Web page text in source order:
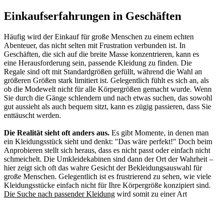
Einkaufserfahrungen in Geschäften
Häufig wird der Einkauf für große Menschen zu einem echten
Abenteuer, das nicht selten mit Frustration verbunden ist. In
Geschäften, die sich auf die breite Masse konzentrieren, kann es
eine Herausforderung sein, passende Kleidung zu finden. Die
Regale sind oft mit Standardgrößen gefüllt, während die Wahl an
größeren Größen stark limitiert ist. Gelegentlich fühlt es sich an, als
ob die Modewelt nicht für alle Körpergrößen gemacht wurde. Wenn
Sie durch die Gänge schlendern und nach etwas suchen, das sowohl
gut aussieht als auch bequem sitzt, kann es zügig passieren, dass Sie
enttäuscht werden.
Die Realität sieht oft anders aus. Es gibt Momente, in denen man
ein Kleidungsstück sieht und denkt: "Das wäre perfekt!" Doch beim
Anprobieren stellt sich heraus, dass es nicht passt oder einfach nicht
schmeichelt. Die Umkleidekabinen sind dann der Ort der Wahrheit –
hier zeigt sich oft das wahre Gesicht der Bekleidungsauswahl für
große Menschen. Gelegentlich ist es frustrierend zu sehen, wie viele
Kleidungsstücke einfach nicht für Ihre Körpergröße konzipiert sind.
Die Suche nach passender Kleidung wird somit zu einer Art